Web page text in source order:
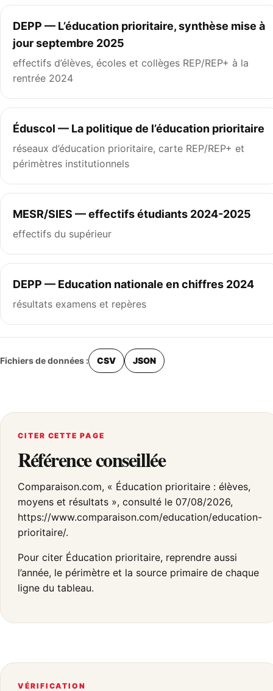
DEPP — L’éducation prioritaire, synthèse mise à
jour septembre 2025
effectifs d’élèves, écoles et collèges REP/REP+ à la
rentrée 2024
Éduscol — La politique de l’éducation prioritaire
réseaux d’éducation prioritaire, carte REP/REP+ et
périmètres institutionnels
MESR/SIES — effectifs étudiants 2024-2025
effectifs du supérieur
DEPP — Education nationale en chiffres 2024
résultats examens et repères
Fichiers de données : CSV JSON
CITER CETTE PAGE
Référence conseillée
Comparaison.com, « Éducation prioritaire : élèves,
moyens et résultats », consulté le 07/08/2026,
https://www.comparaison.com/education/education-
prioritaire/.
Pour citer Éducation prioritaire, reprendre aussi
l’année, le périmètre et la source primaire de chaque
ligne du tableau.
VÉRIFICATION